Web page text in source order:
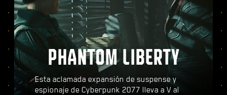
PHANTOM LIBERTY
Esta aclamada expansión de suspense y
espionaje de Cyberpunk 2077 lleva a V al